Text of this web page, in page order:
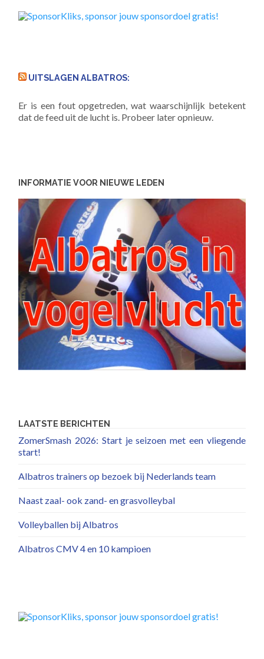
UITSLAGEN ALBATROS:
Er is een fout opgetreden, wat waarschijnlijk betekent
dat de feed uit de lucht is. Probeer later opnieuw.
INFORMATIE VOOR NIEUWE LEDEN
LAATSTE BERICHTEN
ZomerSmash 2026: Start je seizoen met een vliegende
start!
Albatros trainers op bezoek bij Nederlands team
Naast zaal- ook zand- en grasvolleybal
Volleyballen bij Albatros
Albatros CMV 4 en 10 kampioen